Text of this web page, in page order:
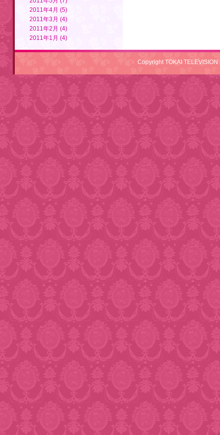
2011年4月 (5)
2011年3月 (4)
2011年2月 (4)
2011年1月 (4)
Copyright TOKAI